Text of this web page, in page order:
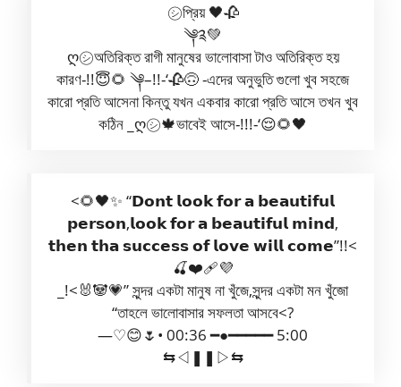
㋛︎প্রিয় 🖤🥀
༆༉💚
ღ㋛︎অতিরিক্ত রাগী মানুষের ভালোবাসা টাও অতিরিক্ত হয়
কারণ-!!😇🌻 ༆–!!-‘🥀🙃 -এদের অনুভুতি গুলো খুব সহজে
কারো প্রতি আসেনা কিন্তু যখন একবার কারো প্রতি আসে তখন খুব
কঠিন _ღ㋛🍁ভাবেই আসে-!!!-‘😌🌻🖤
<🌻🖤✨ “𝗗𝗼𝗻𝘁 𝗹𝗼𝗼𝗸 𝗳𝗼𝗿 𝗮 𝗯𝗲𝗮𝘂𝘁𝗶𝗳𝘂𝗹
𝗽𝗲𝗿𝘀𝗼𝗻,𝗹𝗼𝗼𝗸 𝗳𝗼𝗿 𝗮 𝗯𝗲𝗮𝘂𝘁𝗶𝗳𝘂𝗹 𝗺𝗶𝗻𝗱,
𝘁𝗵𝗲𝗻 𝘁𝗵𝗮 𝘀𝘂𝗰𝗰𝗲𝘀𝘀 𝗼𝗳 𝗹𝗼𝘃𝗲 𝘄𝗶𝗹𝗹 𝗰𝗼𝗺𝗲”!!<
🍒❤️‍🩹💜
_!<🐰🐼💗” সুন্দর একটা মানুষ না খুঁজে,সুন্দর একটা মন খুঁজো
“তাহলে ভালোবাসার সফলতা আসবে<?
—♡😊🌷• 00:36 ━●━━━━━ 5:00
⇆ㅤ◁ㅤ❚❚ㅤ▷ㅤ⇆